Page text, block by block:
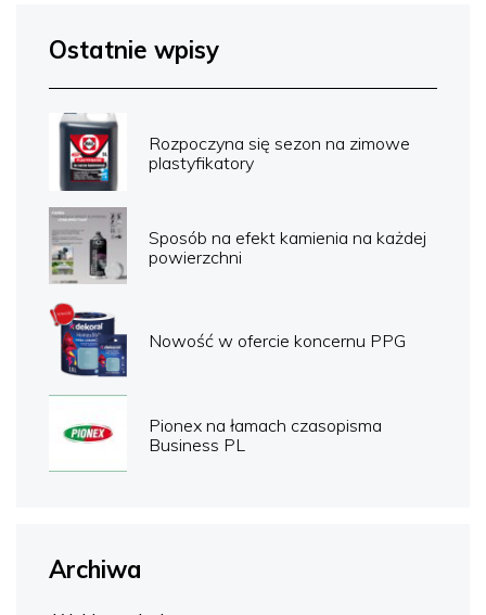
Ostatnie wpisy
Rozpoczyna się sezon na zimowe
plastyfikatory
Sposób na efekt kamienia na każdej
powierzchni
Nowość w ofercie koncernu PPG
Pionex na łamach czasopisma
Business PL
Archiwa